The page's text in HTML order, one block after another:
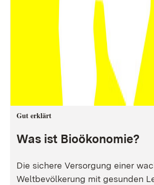
Gut erklärt
Was ist Bioökonomie?
Die sichere Versorgung einer
Weltbevölkerung mit gesunden